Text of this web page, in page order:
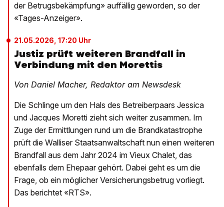
der Betrugsbekämpfung» auffällig geworden, so der
«Tages-Anzeiger».
21.05.2026, 17:20 Uhr
Justiz prüft weiteren Brandfall in
Verbindung mit den Morettis
Von Daniel Macher, Redaktor am Newsdesk
Die Schlinge um den Hals des Betreiberpaars Jessica
und Jacques Moretti zieht sich weiter zusammen. Im
Zuge der Ermittlungen rund um die Brandkatastrophe
prüft die Walliser Staatsanwaltschaft nun einen weiteren
Brandfall aus dem Jahr 2024 im Vieux Chalet, das
ebenfalls dem Ehepaar gehört. Dabei geht es um die
Frage, ob ein möglicher Versicherungsbetrug vorliegt.
Das berichtet «RTS».